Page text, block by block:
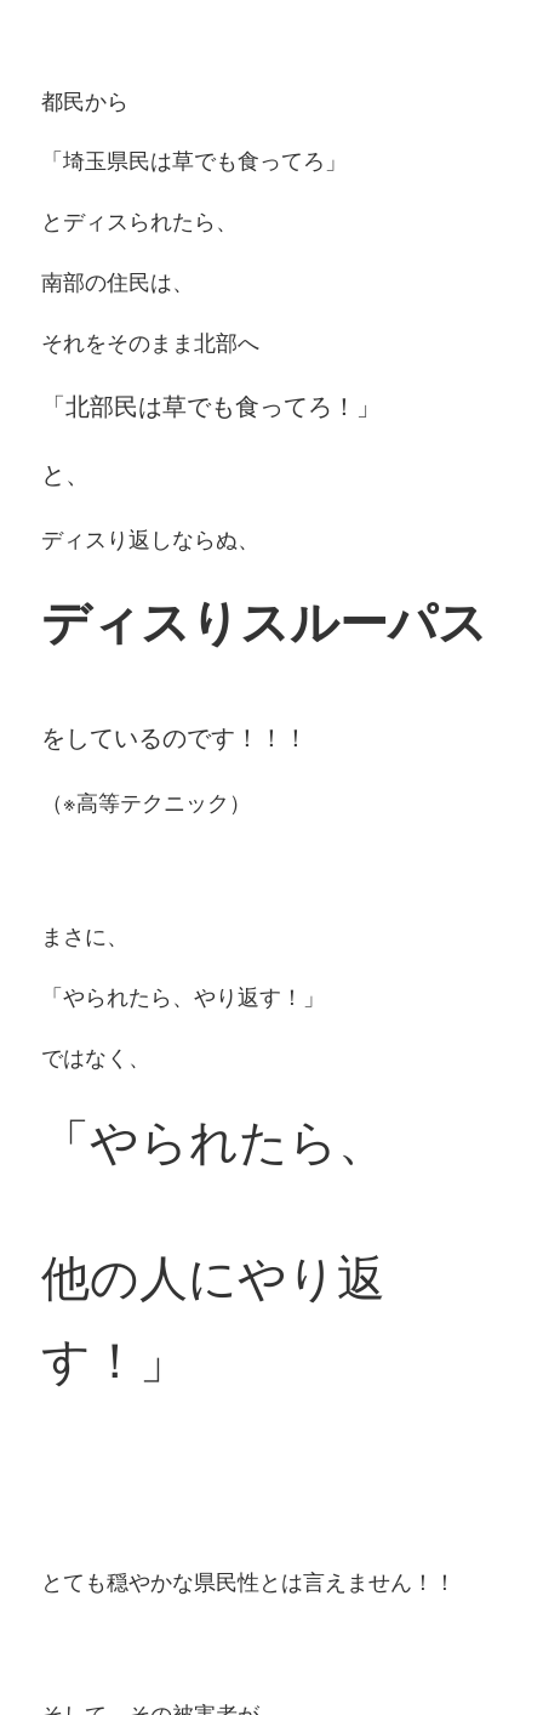
都民から
「埼玉県民は草でも食ってろ」
とディスられたら、
南部の住民は、
それをそのまま北部へ
「北部民は草でも食ってろ！」
と、
ディスり返しならぬ、
ディスりスルーパス
をしているのです！！！
（※高等テクニック）
まさに、
「やられたら、やり返す！」
ではなく、
「やられたら、
他の人にやり返
す！」
とても穏やかな県民性とは言えません！！